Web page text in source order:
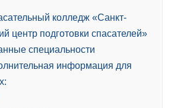
колледж «Санкт-
центр подготовки спасателей»
специальности
информация для